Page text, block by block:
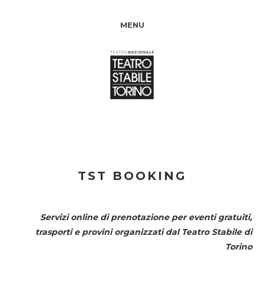
MENU
TST BOOKING
Servizi online di prenotazione per eventi gratuiti,
trasporti e provini organizzati dal Teatro Stabile di
Torino